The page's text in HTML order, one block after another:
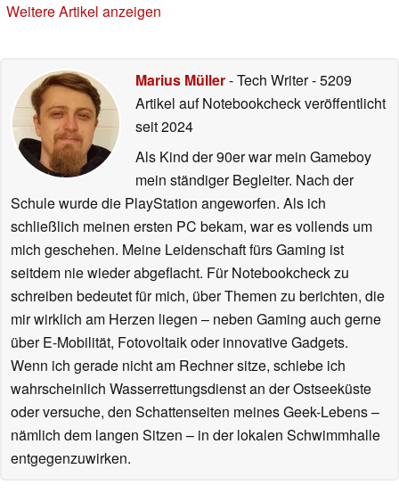
Weitere Artikel anzeigen
Marius Müller- Tech Writer- 5209
Artikel auf Notebookcheck veröffentlicht
seit 2024
Als Kind der 90er war mein Gameboy
mein ständiger Begleiter. Nach der
Schule wurde die PlayStation angeworfen. Als ich
schließlich meinen ersten PC bekam, war es vollends um
mich geschehen. Meine Leidenschaft fürs Gaming ist
seitdem nie wieder abgeflacht. Für Notebookcheck zu
schreiben bedeutet für mich, über Themen zu berichten, die
mir wirklich am Herzen liegen – neben Gaming auch gerne
über E-Mobilität, Fotovoltaik oder innovative Gadgets.
Wenn ich gerade nicht am Rechner sitze, schiebe ich
wahrscheinlich Wasserrettungsdienst an der Ostseeküste
oder versuche, den Schattenseiten meines Geek-Lebens –
nämlich dem langen Sitzen – in der lokalen Schwimmhalle
entgegenzuwirken.